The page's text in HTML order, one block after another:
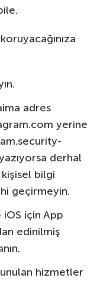
adres
yerine
derhal
bilgi
geçirmeyin.
için App
edinilmiş
hizmetler